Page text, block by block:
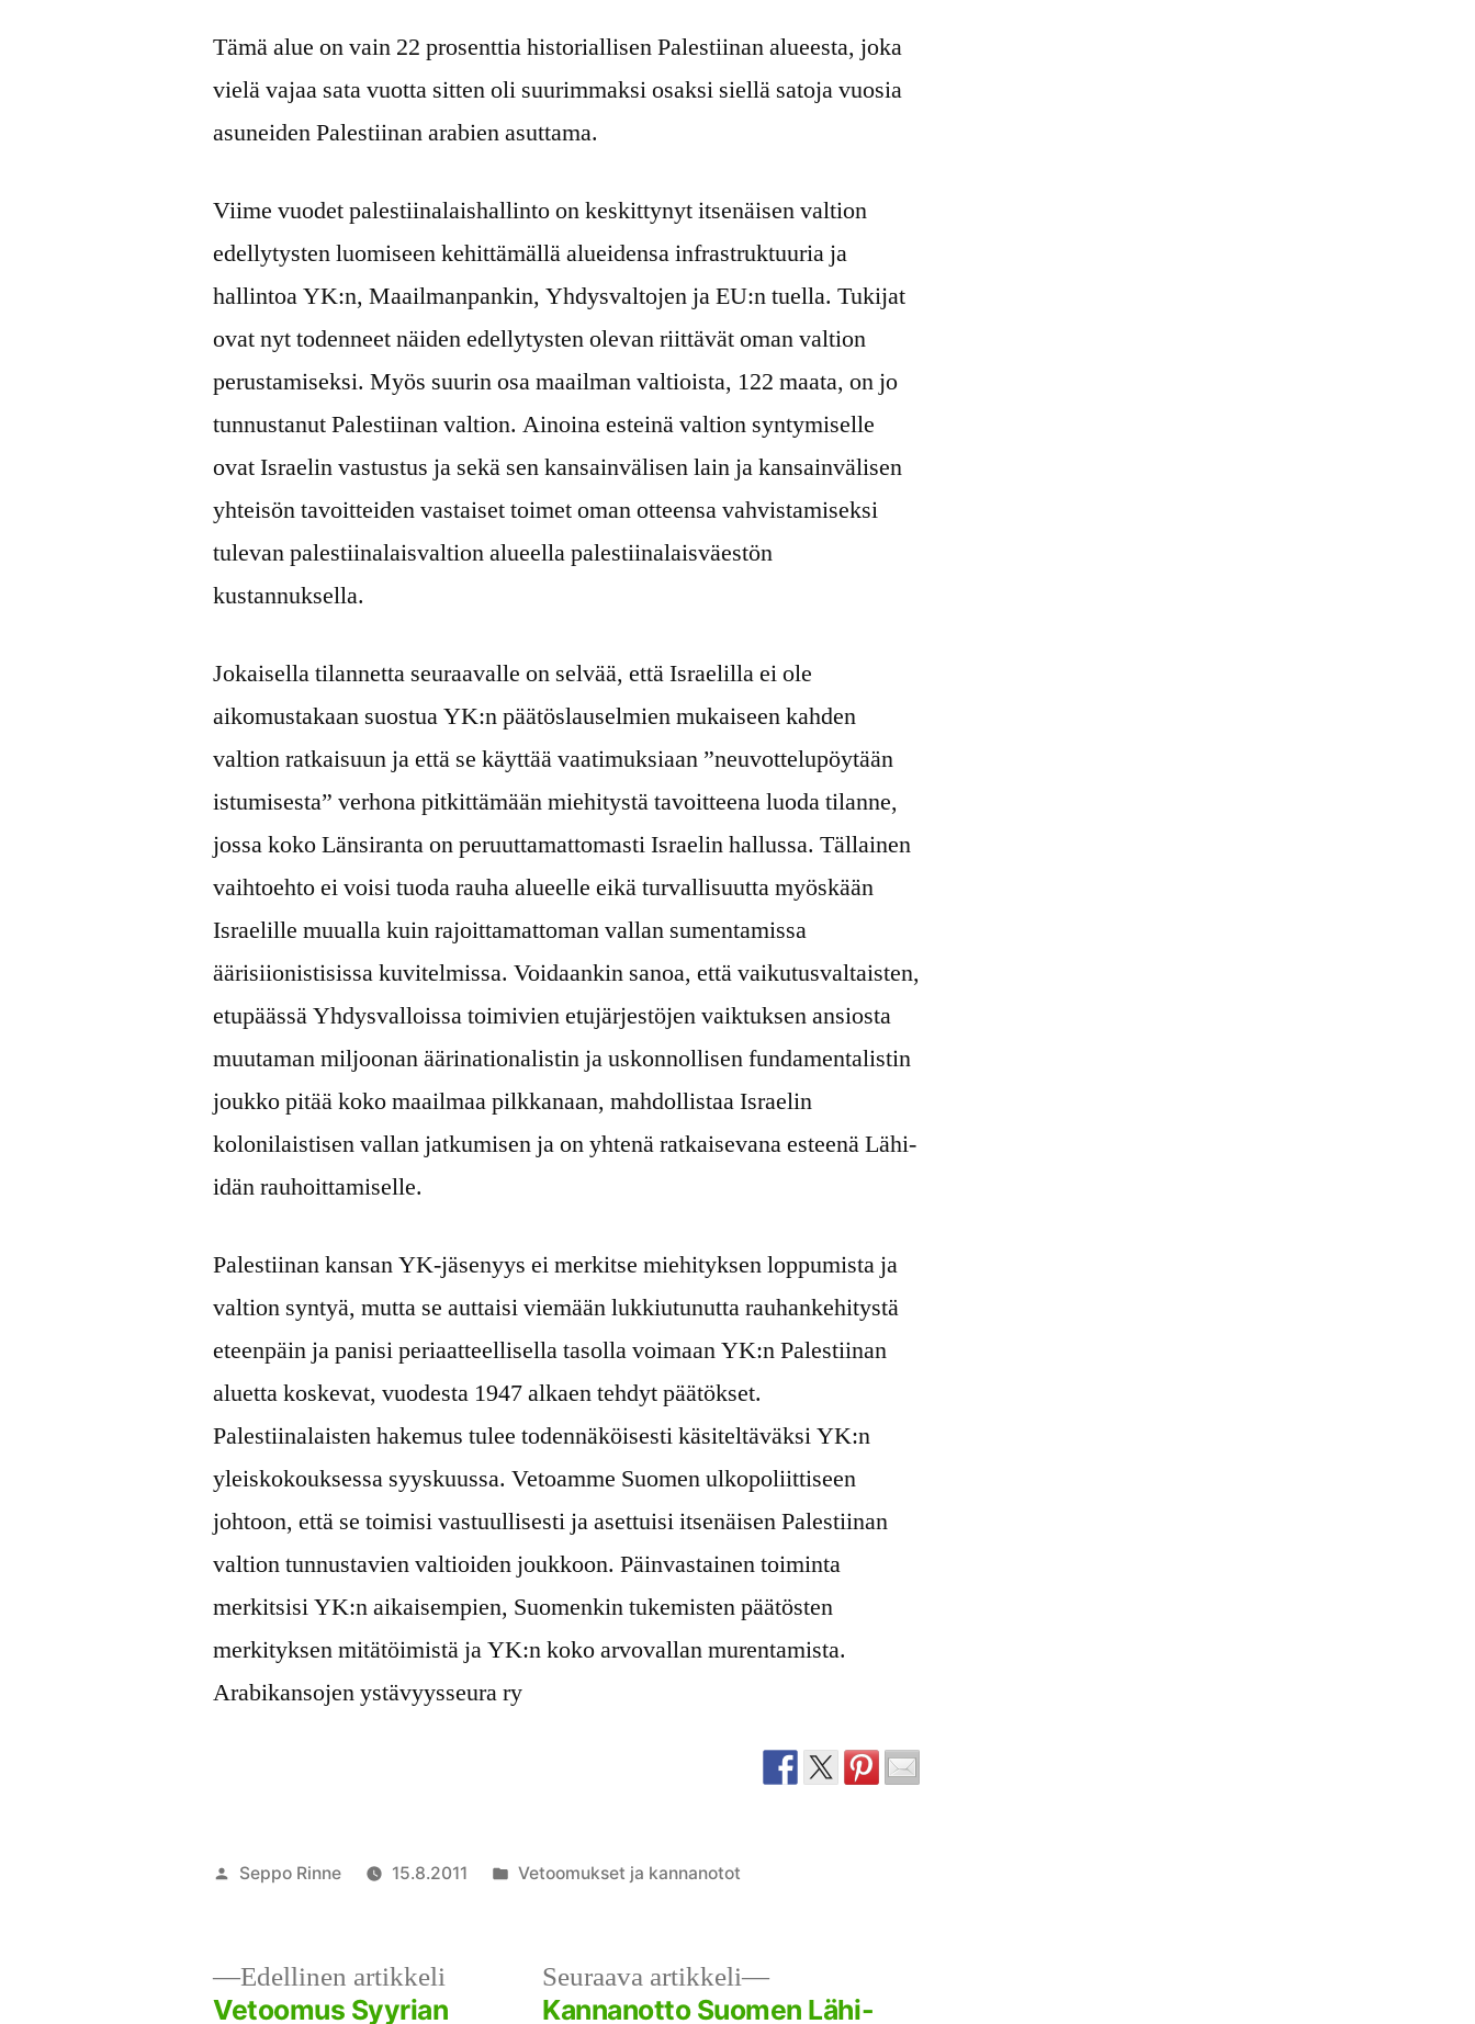
Tämä alue on vain 22 prosenttia historiallisen Palestiinan alueesta, joka
vielä vajaa sata vuotta sitten oli suurimmaksi osaksi siellä satoja vuosia
asuneiden Palestiinan arabien asuttama.
Viime vuodet palestiinalaishallinto on keskittynyt itsenäisen valtion
edellytysten luomiseen kehittämällä alueidensa infrastruktuuria ja
hallintoa YK:n, Maailmanpankin, Yhdysvaltojen ja EU:n tuella. Tukijat
ovat nyt todenneet näiden edellytysten olevan riittävät oman valtion
perustamiseksi. Myös suurin osa maailman valtioista, 122 maata, on jo
tunnustanut Palestiinan valtion. Ainoina esteinä valtion syntymiselle
ovat Israelin vastustus ja sekä sen kansainvälisen lain ja kansainvälisen
yhteisön tavoitteiden vastaiset toimet oman otteensa vahvistamiseksi
tulevan palestiinalaisvaltion alueella palestiinalaisväestön
kustannuksella.
Jokaisella tilannetta seuraavalle on selvää, että Israelilla ei ole
aikomustakaan suostua YK:n päätöslauselmien mukaiseen kahden
valtion ratkaisuun ja että se käyttää vaatimuksiaan ”neuvottelupöytään
istumisesta” verhona pitkittämään miehitystä tavoitteena luoda tilanne,
jossa koko Länsiranta on peruuttamattomasti Israelin hallussa. Tällainen
vaihtoehto ei voisi tuoda rauha alueelle eikä turvallisuutta myöskään
Israelille muualla kuin rajoittamattoman vallan sumentamissa
äärisiionistisissa kuvitelmissa. Voidaankin sanoa, että vaikutusvaltaisten,
etupäässä Yhdysvalloissa toimivien etujärjestöjen vaiktuksen ansiosta
muutaman miljoonan äärinationalistin ja uskonnollisen fundamentalistin
joukko pitää koko maailmaa pilkkanaan, mahdollistaa Israelin
kolonilaistisen vallan jatkumisen ja on yhtenä ratkaisevana esteenä Lähi-
idän rauhoittamiselle.
Palestiinan kansan YK-jäsenyys ei merkitse miehityksen loppumista ja
valtion syntyä, mutta se auttaisi viemään lukkiutunutta rauhankehitystä
eteenpäin ja panisi periaatteellisella tasolla voimaan YK:n Palestiinan
aluetta koskevat, vuodesta 1947 alkaen tehdyt päätökset.
Palestiinalaisten hakemus tulee todennäköisesti käsiteltäväksi YK:n
yleiskokouksessa syyskuussa. Vetoamme Suomen ulkopoliittiseen
johtoon, että se toimisi vastuullisesti ja asettuisi itsenäisen Palestiinan
valtion tunnustavien valtioiden joukkoon. Päinvastainen toiminta
merkitsisi YK:n aikaisempien, Suomenkin tukemisten päätösten
merkityksen mitätöimistä ja YK:n koko arvovallan murentamista.
Arabikansojen ystävyysseura ry
Artikkelin
Seppo Rinne 15.8.2011
Julkaistu
Vetoomukset ja kannanotot
Edellinen artikkeliEdellinen
artikkeli:
Vetoomus Syyrian
Seuraava artikkeli
Seuraava
artikkeli:
Kannanotto Suomen Lähi-